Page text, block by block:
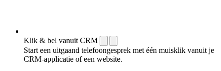
Klik & bel vanuit CRM
Start een uitgaand telefoongesprek met één muisklik vanuit je
CRM-applicatie of een website.